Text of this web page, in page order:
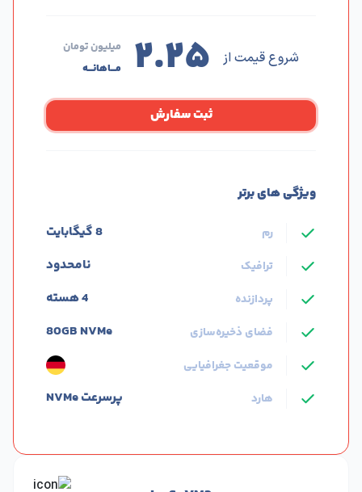
شروع قیمت از ۲.۲۵
میلیون تومان
مـــاهانـــه
ثبت سفارش
ویژگی های برتر
رم 8 گیگابایت
ترافیک نامحدود
پردازنده 4 هسته
فضای ذخیره‌سازی 80GB NVMe
موقعیت جغرافیایی
هارد
پرسرعت NVMe